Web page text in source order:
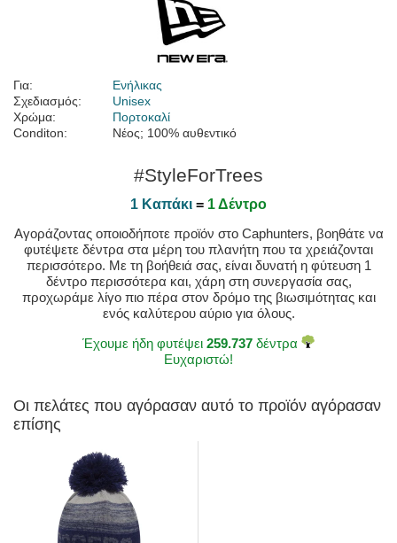
Για:
Ενήλικας
Σχεδιασμός:
Unisex
Χρώμα:
Πορτοκαλί
Conditon:
Νέος; 100% αυθεντικό
#StyleForTrees
1 Καπάκι = 1 Δέντρο
Αγοράζοντας οποιοδήποτε προϊόν στο Caphunters, βοηθάτε να
φυτέψετε δέντρα στα μέρη του πλανήτη που τα χρειάζονται
περισσότερο. Με τη βοήθειά σας, είναι δυνατή η φύτευση 1
δέντρο περισσότερα και, χάρη στη συνεργασία σας,
προχωράμε λίγο πιο πέρα στον δρόμο της βιωσιμότητας και
ενός καλύτερου αύριο για όλους.
Έχουμε ήδη φυτέψει 259.737 δέντρα
Ευχαριστώ!
Οι πελάτες που αγόρασαν αυτό το προϊόν αγόρασαν
επίσης